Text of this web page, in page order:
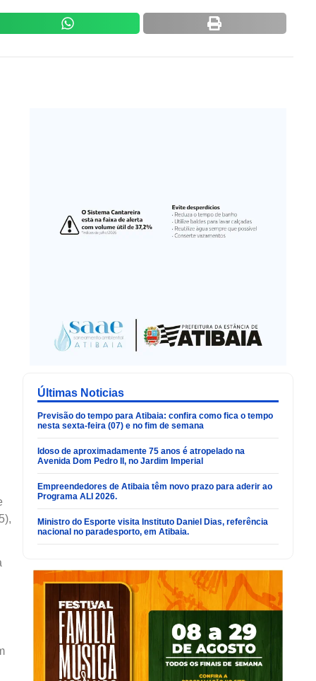
Últimas Noticias
Previsão do tempo para Atibaia: confira como fica o tempo
nesta sexta-feira (07) e no fim de semana
Idoso de aproximadamente 75 anos é atropelado na
Avenida Dom Pedro II, no Jardim Imperial
Empreendedores de Atibaia têm novo prazo para aderir ao
Programa ALI 2026.
Ministro do Esporte visita Instituto Daniel Dias, referência
nacional no paradesporto, em Atibaia.